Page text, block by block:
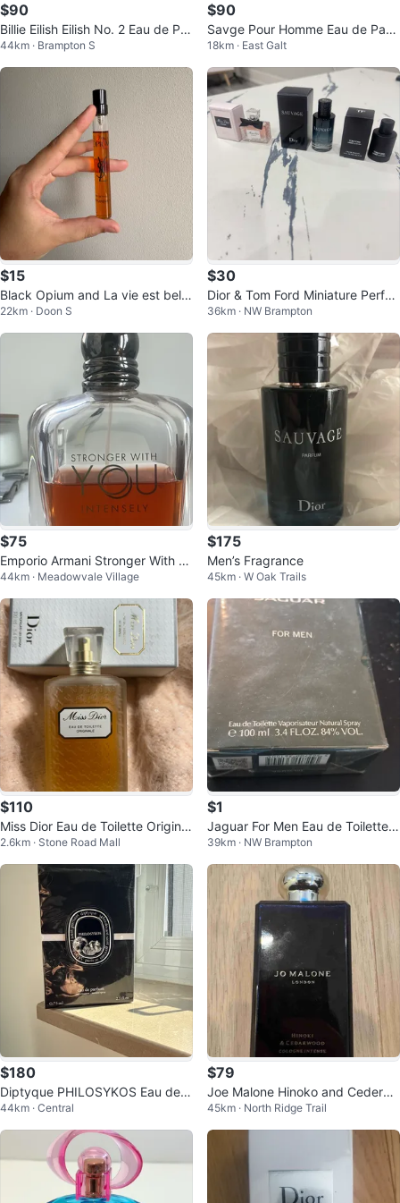
$90
Billie Eilish Eilish No. 2 Eau de Par
fum 100 mL
44km · Brampton S
$90
Savge Pour Homme Eau de Parf
um 100mL
18km · East Galt
$15
Black Opium and La vie est belle
10ml perfumes
22km · Doon S
$30
Dior & Tom Ford Miniature Perfu
mes (Brand new in box)
36km · NW Brampton
$75
Emporio Armani Stronger With Yo
u Intensely Eau de Parfum for M
en
44km · Meadowvale Village
$175
Men’s Fragrance
45km · W Oak Trails
$110
Miss Dior Eau de Toilette Original
e 100ml
2.6km · Stone Road Mall
$1
Jaguar For Men Eau de Toilette V
aporisateur Natural Spray 100ml
39km · NW Brampton
$180
Diptyque PHILOSYKOS Eau de P
arfum 75ml
44km · Central
$79
Joe Malone Hinoko and Cederwo
od
45km · North Ridge Trail